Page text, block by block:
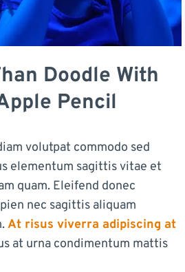
Doodle With
Pencil
volutpat commodo sed
elementum sagittis vitae et
quam. Eleifend donec
nec sagittis aliquam
At risus viverra adipiscing at
at urna condimentum mattis